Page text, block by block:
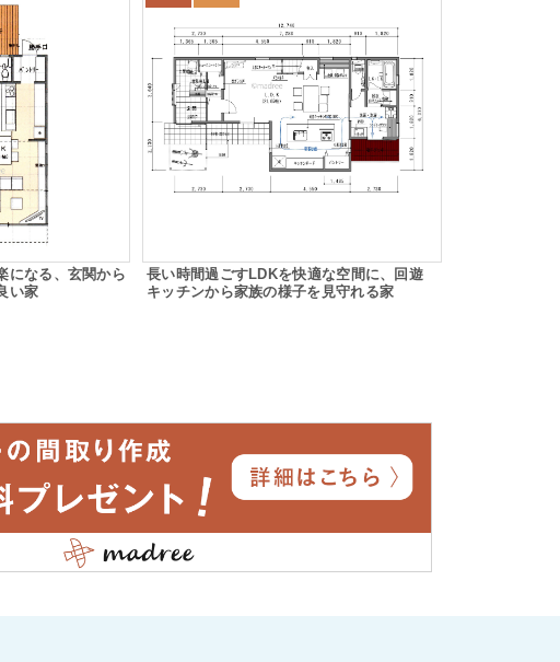
になる、玄関から
い家
長い時間過ごすLDKを快適な空間に、回遊
キッチンから家族の様子を見守れる家